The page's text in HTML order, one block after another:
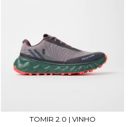
TOMIR 2.0 | VINHO